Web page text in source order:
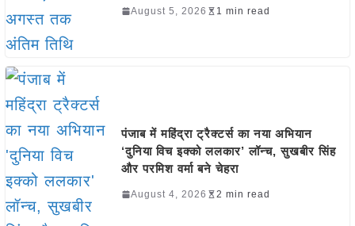
August 5, 2026 1 min read
पंजाब में महिंद्रा ट्रैक्टर्स का नया अभियान
‘दुनिया विच इक्को ललकार’ लॉन्च, सुखबीर सिंह
और परमिश वर्मा बने चेहरा
August 4, 2026 2 min read